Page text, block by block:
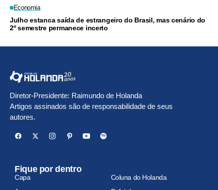
Economia
Julho estanca saída de estrangeiro do Brasil, mas cenário do
2º semestre permanece incerto
Diretor-Presidente: Raimundo de Holanda
Artigos assinados são de responsabilidade de seus
autores.
Fique por dentro
Capa
Coluna do Holanda